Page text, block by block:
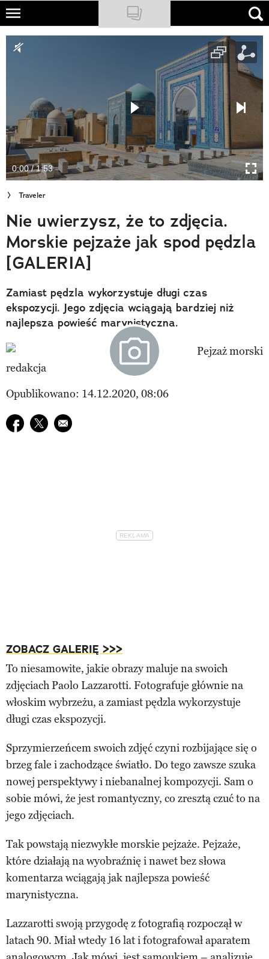
Skip
main
NATIONAL GEOGRAPHIC
Sklep
Newsletter
Cuda Polski
Wielki Konkurs Fotograficzny
Trendbook Podróżniczy
Polecane
0:00 / 1:53
Traveler
Nie uwierzysz, że to zdjęcia.
Morskie pejzaże jak spod pędzla
[GALERIA]
Zamiast pędzla wykorzystuje długi czas
ekspozycji. Jego zdjęcia wciągają bardziej niż
najlepsza powieść marynistyczna.
redakcja
Opublikowano: 14.12.2020, 08:06
Udostępnij na facebook
Udostępnij na twitter
E-mail do przyjaciela
ZOBACZ GALERIĘ >>>
To niesamowite, jakie obrazy maluje na swoich
zdjęciach Paolo Lazzarotti. Fotografuje głównie na
włoskim wybrzeżu, a zamiast pędzla wykorzystuje
długi czas ekspozycji.
Sprzymierzeńcem swoich zdjęć czyni rozbijające się o
brzeg fale i zachodzące światło. Do tego zawsze szuka
nowej perspektywy i niebanalnej kompozycji. Sam o
sobie mówi, że jest romantyczny, co zresztą czuć to na
jego zdjęciach.
Tak powstają niezwykłe morskie pejzaże. Pejzaże,
które działają na wyobraźnię i nawet bez słowa
komentarza wciągają jak najlepsza powieść
marynistyczna.
Lazzarotti swoją przygodę z fotografią rozpoczął w
latach 90. Miał wtedy 16 lat i fotografował aparatem